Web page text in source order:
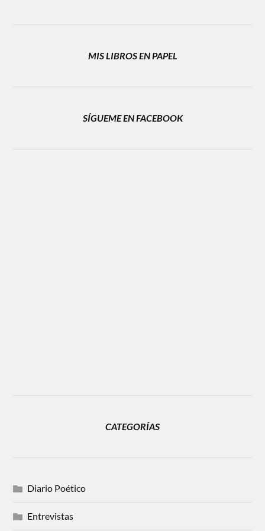
MIS LIBROS EN PAPEL
SÍGUEME EN FACEBOOK
CATEGORÍAS
Diario Poético
Entrevistas